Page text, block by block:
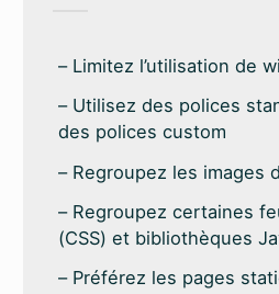
Limitez l’utilisation de
Utilisez des polices
des polices custom
Regroupez les images
Regroupez certaines
(CSS) et bibliothèques
Préférez les pages